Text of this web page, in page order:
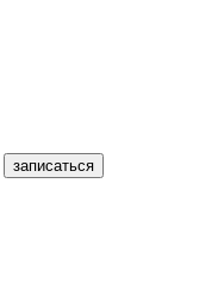
записаться